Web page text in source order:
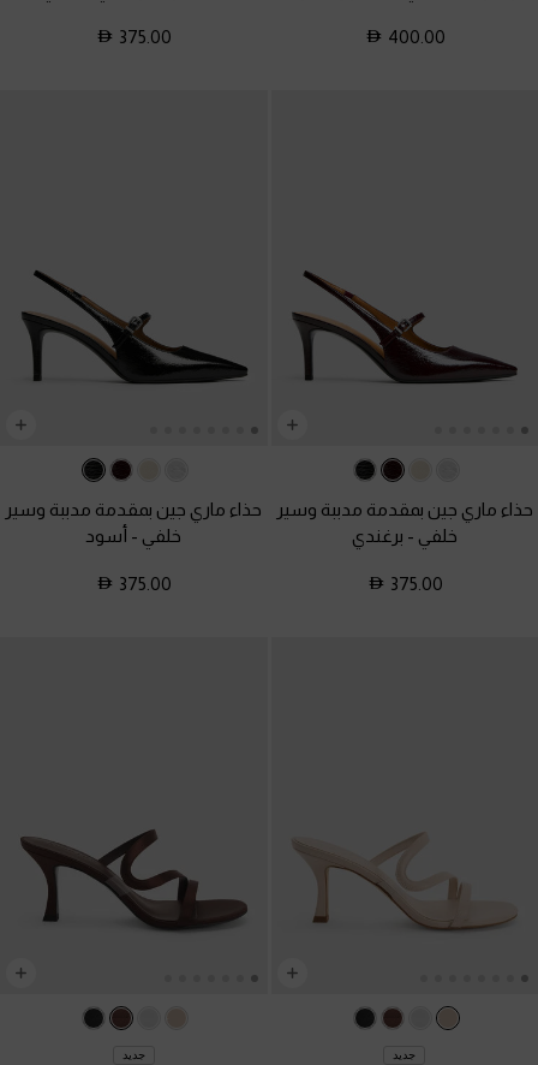
400.00
375.00
حذاء ماري جين بمقدمة مدببة وسير
خلفي - برغندي
375.00
حذاء ماري جين بمقدمة مدببة وسير
خلفي - أسود
375.00
جديد جديد